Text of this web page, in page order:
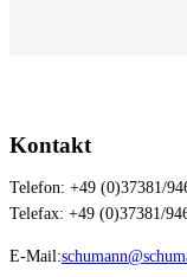
Kontakt
Telefon: +49 (0)37381/
Telefax: +49 (0)37381/
E-Mail: